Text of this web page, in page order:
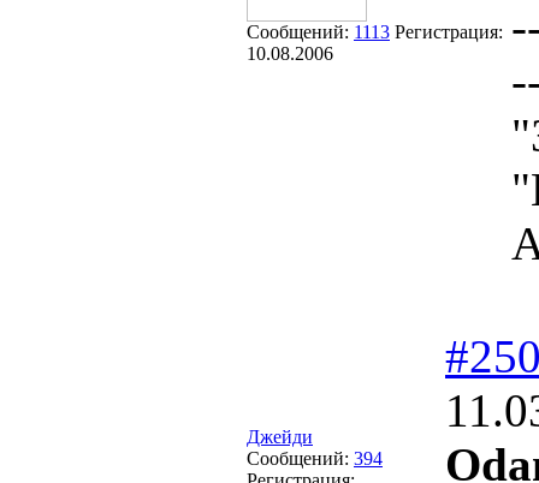
Сообщений: 1113 Регистрация:
10.08.2006
Джейди
Сообщений: 394